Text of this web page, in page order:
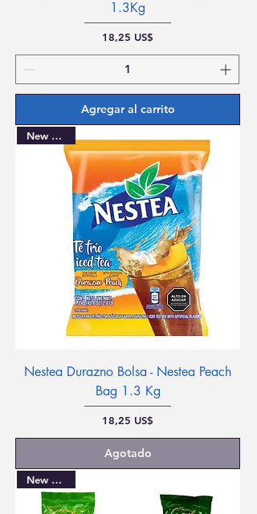
1.3Kg
Precio
18,25 US$
Agregar al carrito
New Arrival
Nestea Durazno Bolsa - Nestea Peach
Bag 1.3 Kg
Precio
18,25 US$
Agotado
New Arrival